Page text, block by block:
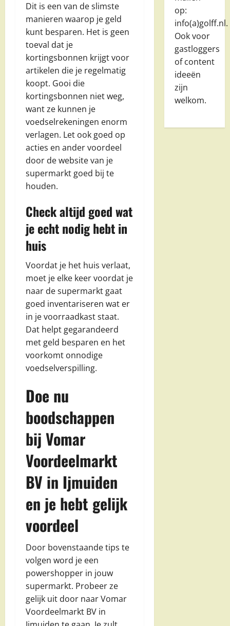
Dit is een van de slimste
manieren waarop je geld
kunt besparen. Het is geen
toeval dat je
kortingsbonnen krijgt voor
artikelen die je regelmatig
koopt. Gooi die
kortingsbonnen niet weg,
want ze kunnen je
voedselrekeningen enorm
verlagen. Let ook goed op
acties en ander voordeel
door de website van je
supermarkt goed bij te
houden.
Check altijd goed wat
je echt nodig hebt in
huis
Voordat je het huis verlaat,
moet je elke keer voordat je
naar de supermarkt gaat
goed inventariseren wat er
in je voorraadkast staat.
Dat helpt gegarandeerd
met geld besparen en het
voorkomt onnodige
voedselverspilling.
Doe nu
boodschappen
bij Vomar
Voordeelmarkt
BV in Ijmuiden
en je hebt gelijk
voordeel
Door bovenstaande tips te
volgen word je een
powershopper in jouw
supermarkt. Probeer ze
gelijk uit door naar Vomar
Voordeelmarkt BV in
op:
info(a)golff.nl.
Ook voor
gastloggers
of content
ideeën
zijn
welkom.